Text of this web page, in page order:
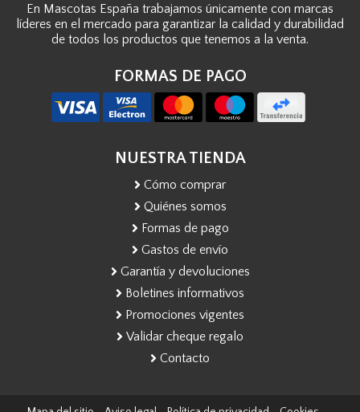
En Mascotas España trabajamos únicamente con marcas
líderes en el mercado para garantizar la calidad y durabilidad
de todos los productos que tenemos a la venta.
FORMAS DE PAGO
NUESTRA TIENDA
Cómo comprar
Quiénes somos
Formas de pago
Gastos de envío
Garantía y devoluciones
Boletines informativos
Promociones vigentes
Validar cheque regalo
Contacto